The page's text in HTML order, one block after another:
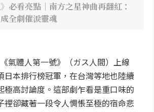
必看亮點｜南方之星神曲再翻紅：
全劇催淚靈魂
氣體人第一號》（ガス人間）上線
日本排行榜冠軍，在台灣等地也陸續
極高討論度。這部劇乍看是重口味的
裡卻藏著一段令人惆悵至極的宿命悲